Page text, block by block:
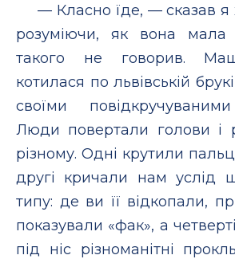
— Класно їде, — сказав я
розуміючи, як вона мала
такого не говорив.
котилася по львівській
своїми
Люди повертали голови і
різному. Одні крутили
другі кричали нам услід
типу: де ви її відкопали,
показували «фак», а
під ніс різноманітні